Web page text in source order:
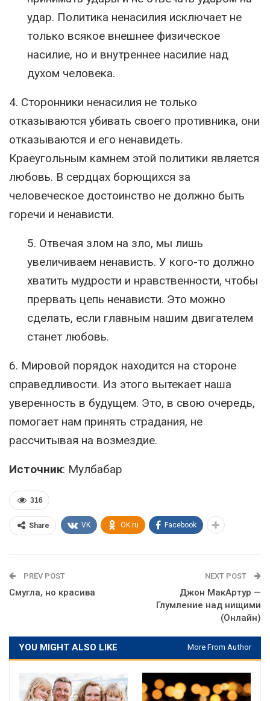
удар. Политика ненасилия исключает не
только всякое внешнее физическое
насилие, но и внутреннее насилие над
духом человека.
4. Сторонники ненасилия не только
отказываются убивать своего противника, они
отказываются и его ненавидеть.
Краеугольным камнем этой политики является
любовь. В сердцах борющихся за
человеческое достоинство не должно быть
горечи и ненависти.
5. Отвечая злом на зло, мы лишь
увеличиваем ненависть. У кого-то должно
хватить мудрости и нравственности, чтобы
прервать цепь ненависти. Это можно
сделать, если главным нашим двигателем
станет любовь.
6. Мировой порядок находится на стороне
справедливости. Из этого вытекает наша
уверенность в будущем. Это, в свою очередь,
помогает нам принять страдания, не
рассчитывая на возмездие.
Источник: Мулбабар
316
Share VK OK.ru Facebook
PREV POST
Смугла, но красива
NEXT POST
Джон МакАртур —
Глумление над нищими
(Онлайн)
YOU MIGHT ALSO LIKE More From Author